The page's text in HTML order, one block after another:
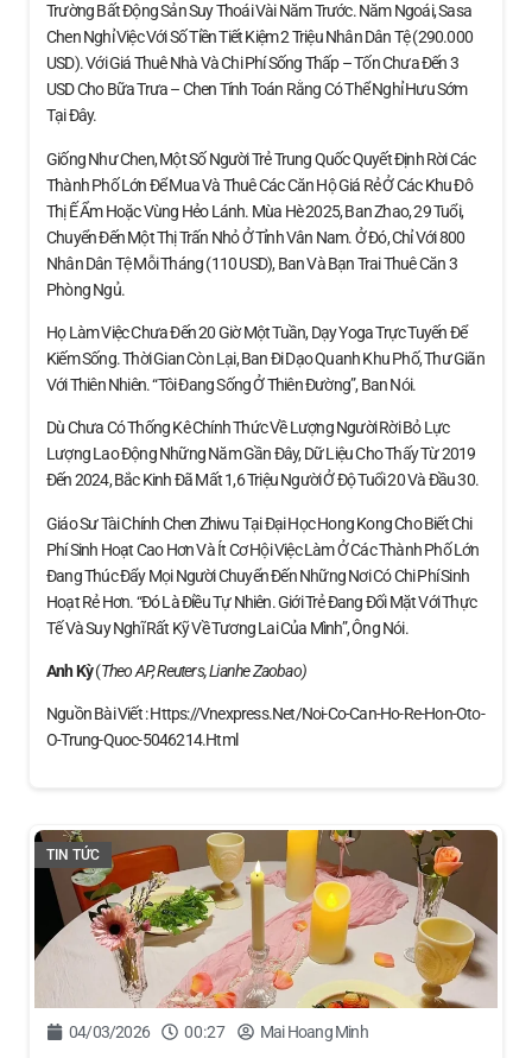
Trường Bất Động Sản Suy Thoái Vài Năm Trước. Năm Ngoái, Sasa
Chen Nghỉ Việc Với Số Tiền Tiết Kiệm 2 Triệu Nhân Dân Tệ (290.000
USD). Với Giá Thuê Nhà Và Chi Phí Sống Thấp – Tốn Chưa Đến 3
USD Cho Bữa Trưa – Chen Tính Toán Rằng Có Thể Nghỉ Hưu Sớm
Tại Đây.
Giống Như Chen, Một Số Người Trẻ Trung Quốc Quyết Định Rời Các
Thành Phố Lớn Để Mua Và Thuê Các Căn Hộ Giá Rẻ Ở Các Khu Đô
Thị Ế Ẩm Hoặc Vùng Hẻo Lánh. Mùa Hè 2025, Ban Zhao, 29 Tuổi,
Chuyển Đến Một Thị Trấn Nhỏ Ở Tỉnh Vân Nam. Ở Đó, Chỉ Với 800
Nhân Dân Tệ Mỗi Tháng (110 USD), Ban Và Bạn Trai Thuê Căn 3
Phòng Ngủ.
Họ Làm Việc Chưa Đến 20 Giờ Một Tuần, Dạy Yoga Trực Tuyến Để
Kiếm Sống. Thời Gian Còn Lại, Ban Đi Dạo Quanh Khu Phố, Thư Giãn
Với Thiên Nhiên. “Tôi Đang Sống Ở Thiên Đường”, Ban Nói.
Dù Chưa Có Thống Kê Chính Thức Về Lượng Người Rời Bỏ Lực
Lượng Lao Động Những Năm Gần Đây, Dữ Liệu Cho Thấy Từ 2019
Đến 2024, Bắc Kinh Đã Mất 1,6 Triệu Người Ở Độ Tuổi 20 Và Đầu 30.
Giáo Sư Tài Chính Chen Zhiwu Tại Đại Học Hong Kong Cho Biết Chi
Phí Sinh Hoạt Cao Hơn Và Ít Cơ Hội Việc Làm Ở Các Thành Phố Lớn
Đang Thúc Đẩy Mọi Người Chuyển Đến Những Nơi Có Chi Phí Sinh
Hoạt Rẻ Hơn. “Đó Là Điều Tự Nhiên. Giới Trẻ Đang Đối Mặt Với Thực
Tế Và Suy Nghĩ Rất Kỹ Về Tương Lai Của Mình”, Ông Nói.
Anh Kỳ(Theo AP, Reuters, Lianhe Zaobao)
Nguồn Bài Viết : Https://vnexpress.net/noi-Co-Can-Ho-Re-Hon-Oto-
O-Trung-Quoc-5046214.html
TIN TỨC
04/03/2026 00:27 Mai Hoang Minh